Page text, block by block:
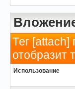
Тег [attach]
отобразит
Использование